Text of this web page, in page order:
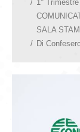
1°
SALA
Di